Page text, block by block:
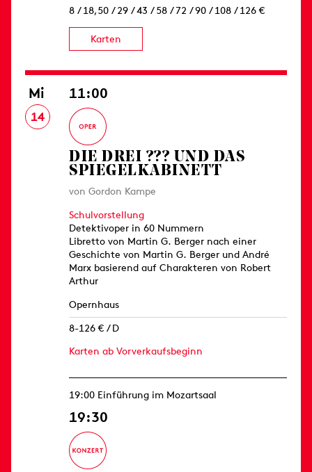
8 / 18,50 / 29 / 43 / 58 / 72 / 90 / 108 / 126 €
Karten
Mi
14
11:00
DIE DREI ??? UND DAS
SPIEGELKABINETT
von Gordon Kampe
Schulvorstellung
Detektivoper in 60 Nummern
Libretto von Martin G. Berger nach einer
Geschichte von Martin G. Berger und André
Marx basierend auf Charakteren von Robert
Arthur
Opernhaus
8-126 € / D
Karten ab Vorverkaufsbeginn
19:00 Einführung im Mozartsaal
19:30